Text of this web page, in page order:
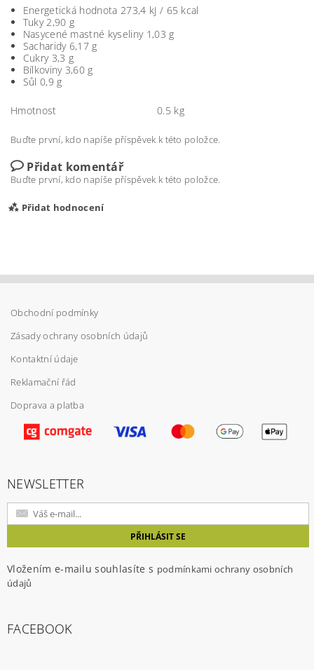
Energetická hodnota 273,4 kJ / 65 kcal
Tuky 2,90 g
Nasycené mastné kyseliny 1,03 g
Sacharidy 6,17 g
Cukry 3,3 g
Bílkoviny 3,60 g
Sůl 0,9 g
Hmotnost 0.5 kg
Buďte první, kdo napíše příspěvek k této položce.
Přidat komentář
Buďte první, kdo napíše příspěvek k této položce.
Přidat hodnocení
Vložením hodnocení souhlasíte spodmínkami
ochrany osobních údajů
Obchodní podmínky
Zásady ochrany osobních údajů
Kontaktní údaje
Reklamační řád
Doprava a platba
NEWSLETTER
Vložením e-mailu souhlasíte s podmínkami ochrany osobních
údajů
FACEBOOK